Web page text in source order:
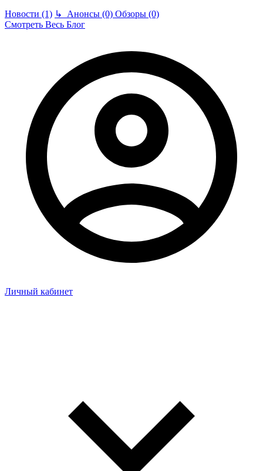
Новости (1) ↳ Анонсы (0) Обзоры (0)
Смотреть Весь Блог
Личный кабинет